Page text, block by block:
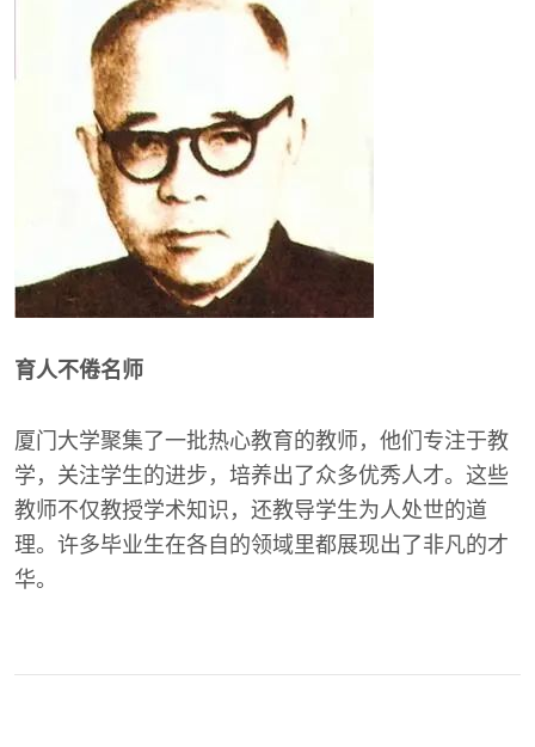
育人不倦名师
厦门大学聚集了一批热心教育的教师，他们专注于教
学，关注学生的进步，培养出了众多优秀人才。这些
教师不仅教授学术知识，还教导学生为人处世的道
理。许多毕业生在各自的领域里都展现出了非凡的才
华。